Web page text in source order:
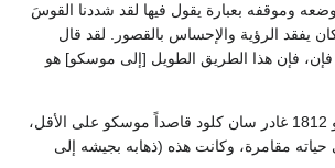
وموقفه بعبارة يقول فيها لقد شددنا القوسَ
يفقد الرؤية والإحساس بالقصور. لقد قال
فإن، فإن هذا الطريق الطويل [إلى موسكو] هو
وعلى هذا ففي 9 مايو 1812 غادر سان كلود قاصداً موسكو على الأقل،
مقامرة، وكانت هذه (ذهابه بجيشه إلى